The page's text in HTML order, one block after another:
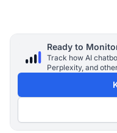
Ready to
Track how AI
Perplexity, and